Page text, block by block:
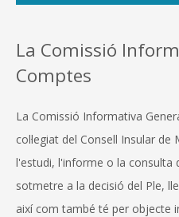
La Comissió
Comptes
La Comissió Informativa
col·legiat del Consell Insular
l'estudi, l'informe o la consulta
sotmetre a la decisió del Ple,
així com també té per objecte